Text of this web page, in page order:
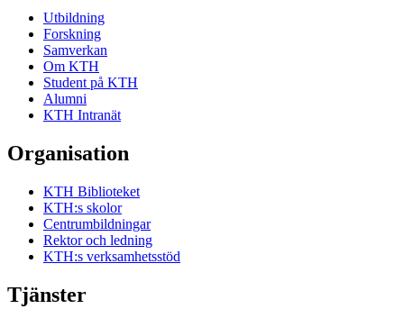
Utbildning
Forskning
Samverkan
Om KTH
Student på KTH
Alumni
KTH Intranät
Organisation
KTH Biblioteket
KTH:s skolor
Centrumbildningar
Rektor och ledning
KTH:s verksamhetsstöd
Tjänster